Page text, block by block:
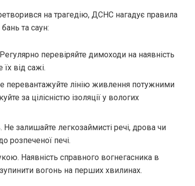
на трагедію, ДСНС нагадує правила
та саун:
перевіряйте димоходи на наявність
від сажі.
перевантажуйте лінію живлення потужними
за цілісністю ізоляції у вологих
Не залишайте легкозаймисті речі, дрова чи
розпеченої печі.
Наявність справного вогнегасника в
вогонь на перших хвилинах.